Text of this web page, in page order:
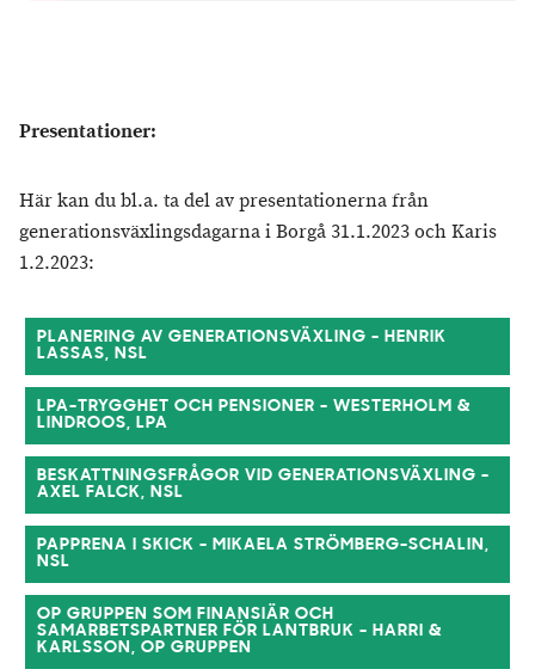
Presentationer:
Här kan du bl.a. ta del av presentationerna från
generationsväxlingsdagarna i Borgå 31.1.2023 och Karis
1.2.2023:
PLANERING AV GENERATIONSVÄXLING - HENRIK
LASSAS, NSL
LPA-TRYGGHET OCH PENSIONER - WESTERHOLM &
LINDROOS, LPA
BESKATTNINGSFRÅGOR VID GENERATIONSVÄXLING -
AXEL FALCK, NSL
PAPPRENA I SKICK - MIKAELA STRÖMBERG-SCHALIN,
NSL
OP GRUPPEN SOM FINANSIÄR OCH
SAMARBETSPARTNER FÖR LANTBRUK - HARRI &
KARLSSON, OP GRUPPEN